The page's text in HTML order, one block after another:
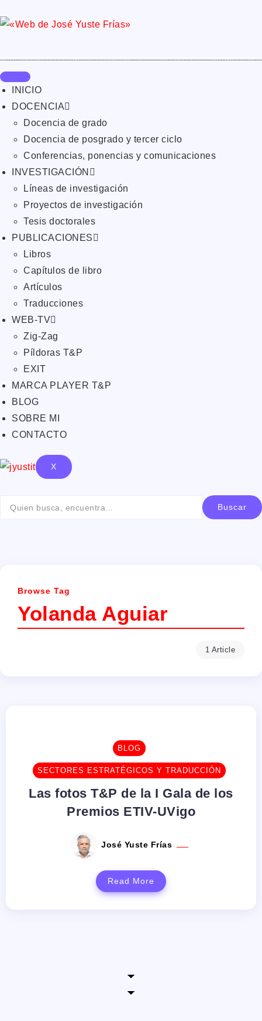
INICIO
DOCENCIA
Docencia de grado
Docencia de posgrado y tercer ciclo
Conferencias, ponencias y comunicaciones
INVESTIGACIÓN
Líneas de investigación
Proyectos de investigación
Tesis doctorales
PUBLICACIONES
Libros
Capítulos de libro
Artículos
Traducciones
WEB-TV
Zig-Zag
Píldoras T&P
EXIT
MARCA PLAYER T&P
BLOG
SOBRE MI
CONTACTO
X
Buscar
Browse Tag
Yolanda Aguiar
1 Article
BLOG
SECTORES ESTRATÉGICOS Y TRADUCCIÓN
Las fotos T&P de la I Gala de los
Premios ETIV-UVigo
José Yuste Frías
Read More